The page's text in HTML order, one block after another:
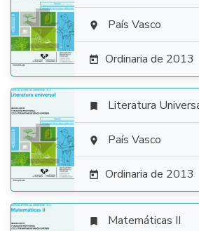
  País Vasco
 Ordinaria de 2013

 Literatura
 País Vasco
 Ordinaria de 2013
 Matemáticas II